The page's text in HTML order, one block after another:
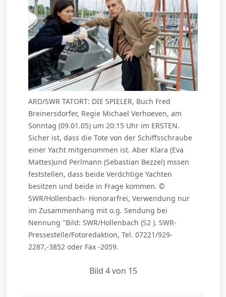
ARD/SWR TATORT: DIE SPIELER, Buch Fred
Breinersdorfer, Regie Michael Verhoeven, am
Sonntag (09.01.05) um 20:15 Uhr im ERSTEN.
Sicher ist, dass die Tote von der Schiffsschraube
einer Yacht mitgenommen ist. Aber Klara (Eva
Mattes)und Perlmann (Sebastian Bezzel) mssen
feststellen, dass beide Verdchtige Yachten
besitzen und beide in Frage kommen. ©
SWR/Hollenbach- Honorarfrei, Verwendung nur
im Zusammenhang mit o.g. Sendung bei
Nennung "Bild: SWR/Hollenbach (S2 ). SWR-
Pressestelle/Fotoredaktion, Tel. 07221/929-
2287,-3852 oder Fax -2059.
Bild 4 von 15